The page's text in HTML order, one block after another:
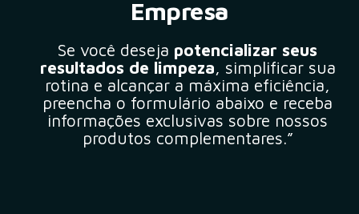
Empresa
Se você deseja potencializar seus
resultados de limpeza, simplificar sua
rotina e alcançar a máxima eficiência,
preencha o formulário abaixo e receba
informações exclusivas sobre nossos
produtos complementares.”